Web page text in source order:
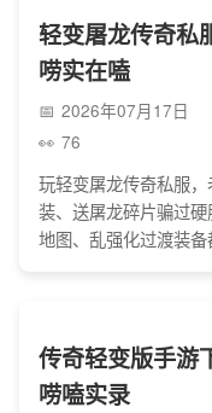
轻变屠龙传奇私
唠实在嗑
2026年07月17日
76
玩轻变屠龙传奇私服
装、送屠龙碎片骗过
地图、乱强化过渡装
传奇轻变版手游
唠嗑实录